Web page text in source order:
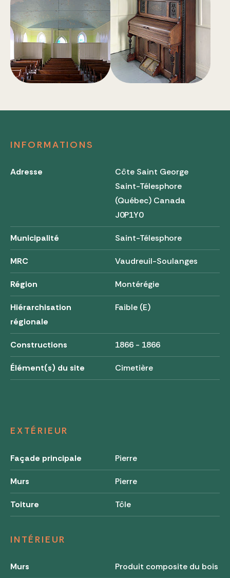
INFORMATIONS
Adresse
Côte Saint George
Saint-Télesphore
(Québec) Canada
J0P1Y0
Municipalité Saint-Télesphore
MRC Vaudreuil-Soulanges
Région Montérégie
Hiérarchisation
régionale
Faible (E)
Constructions 1866 - 1866
Élément(s) du site Cimetière
EXTÉRIEUR
Façade principale Pierre
Murs Pierre
Toiture Tôle
INTÉRIEUR
Murs Produit composite du bois